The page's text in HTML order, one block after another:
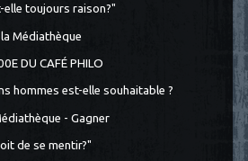
toujours raison?"
Médiathèque
DU CAFÉ PHILO
hommes est-elle souhaitable ?
- Gagner
de se mentir?"